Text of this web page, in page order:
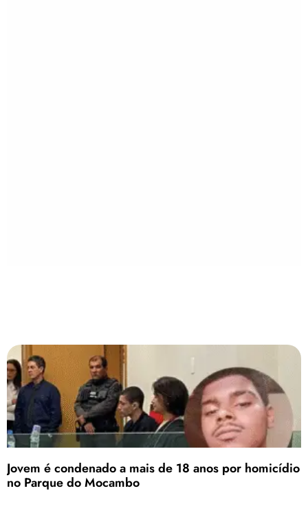
Jovem é condenado a mais de 18 anos por homicídio
no Parque do Mocambo